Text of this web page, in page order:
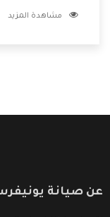
وتقدم للعملاء
مشاهدة المزيد
عن صيانة